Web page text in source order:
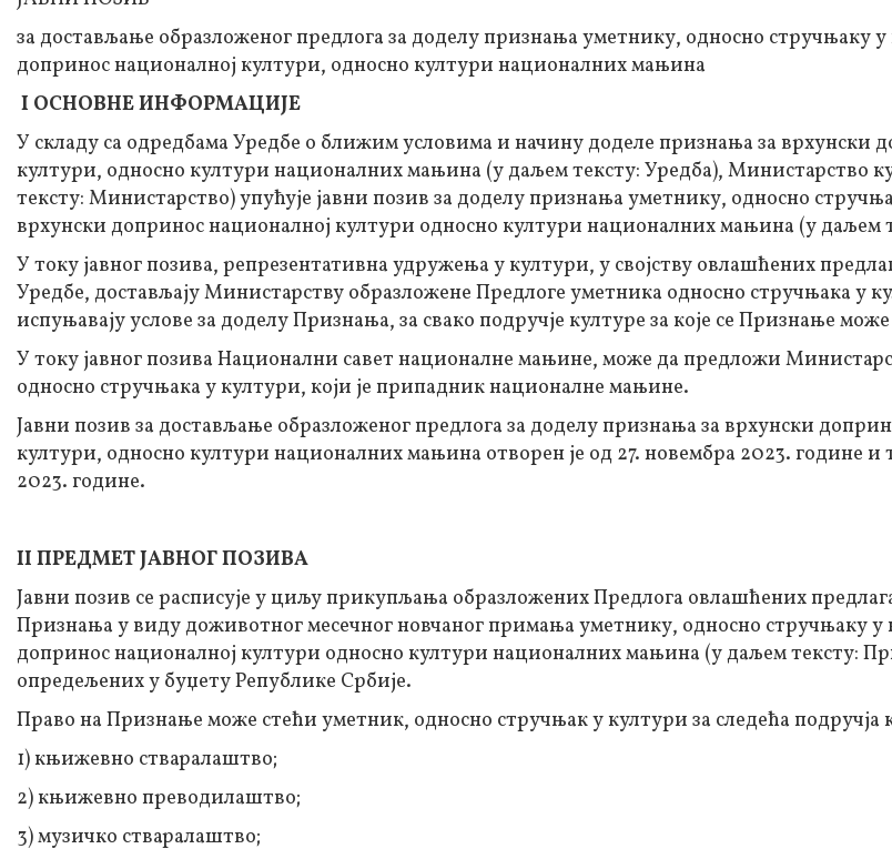
за достављање образложеног предлога за доделу признања уметнику, односно стручњаку
допринос националној култури, односно култури националних мањина
I ОСНОВНЕ ИНФОРМАЦИЈЕ
У складу са одредбама Уредбе о ближим условима и начину доделе признања за врхунски
култури, односно култури националних мањина (у даљем тексту: Уредба), Министарство
тексту: Министарство) упућује јавни позив за доделу признања уметнику, односно
врхунски допринос националној култури односно култури националних мањина (у даљем
У току јавног позива, репрезентативна удружења у култури, у својству овлашћених
Уредбе, достављају Министарству образложене Предлоге уметника односно стручњака у
испуњавају услове за доделу Признања, за свако подручје културе за које се Признање
У току јавног позива Национални савет националне мањине, може да предложи
односно стручњака у култури, који је припадник националне мањине.
Јавни позив за достављање образложеног предлога за доделу признања за врхунски
култури, односно култури националних мањина отворен је од 27. новембра 2023. године и
2023. године.
II ПРЕДМЕТ ЈАВНОГ ПОЗИВА
Јавни позив се расписује у циљу прикупљања образложених Предлога овлашћених
Признања у виду доживотног месечног новчаног примања уметнику, односно стручњаку у
допринос националној култури односно култури националних мањина (у даљем тексту:
опредељених у буџету Републике Србије.
Право на Признање може стећи уметник, односно стручњак у култури за следећа подручја
1) књижевно стваралаштво;
2) књижевно преводилаштво;
3) музичко стваралаштво;